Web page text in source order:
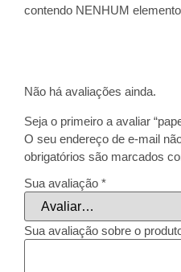
contendo NENHUM
Não há avaliações ainda.
Seja o primeiro a avaliar
O seu endereço de e-mail
obrigatórios são marcados
Sua avaliação *
Sua avaliação sobre o